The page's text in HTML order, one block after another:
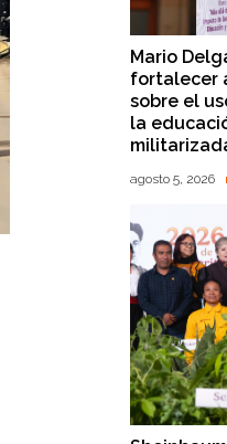
Mario
fortalecer
sobre el
la
agosto 5, 2026